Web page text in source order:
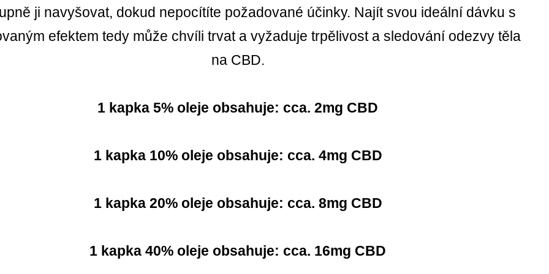
ji navyšovat, dokud nepocítíte požadované účinky. Najít svou ideální dávku s
efektem tedy může chvíli trvat a vyžaduje trpělivost a sledování odezvy těla
na CBD.
1 kapka 5% oleje obsahuje: cca. 2mg CBD
1 kapka 10% oleje obsahuje: cca. 4mg CBD
1 kapka 20% oleje obsahuje: cca. 8mg CBD
1 kapka 40% oleje obsahuje: cca. 16mg CBD